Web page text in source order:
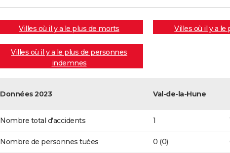
Villes où il y a le plus de morts Villes où il y a le
Villes où il y a le plus de personnes
indemnes
Données 2023 Val-de-la-Hune
Nombre total d'accidents 1
Nombre de personnes tuées 0 (0)